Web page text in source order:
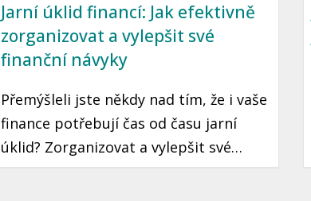
Jarní úklid financí: Jak efektivně
zorganizovat a vylepšit své
finanční návyky
Přemýšleli jste někdy nad tím, že i vaše
finance potřebují čas od času jarní
úklid? Zorganizovat a vylepšit své
finanční návyky je krok, který může